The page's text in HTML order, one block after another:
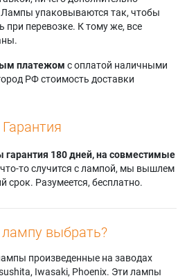
CP-
CP-X3010E
CP-X3010EN
CP-X3010Z
CP-X3011
CP-X3011N
CP-X3511
Hitachi HCP-3020X
Hitachi HCP-3050X
Hitachi HCP-3230X
Hitachi HCP-325X
Hitachi HCP-4020X
Hitachi HCP-4030X
Hitachi HCP-4050X
Teq TEQ-C7489
Teq TEQ-C7989M
Лампы упаковываются так, чтобы
при перевозке. К тому же, все
платежом с оплатой наличными
РФ стоимость доставки
Гарантия
180 дней, на совместимые
что-то случится с лампой, мы вышлем
срок. Разумеется, бесплатно.
выбрать?
произведенные на заводах
Iwasaki, Phoenix. Эти лампы